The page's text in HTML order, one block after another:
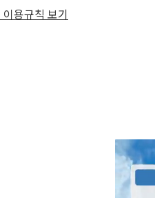
용규칙 보기